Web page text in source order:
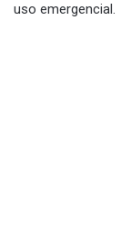
uso emergencial.